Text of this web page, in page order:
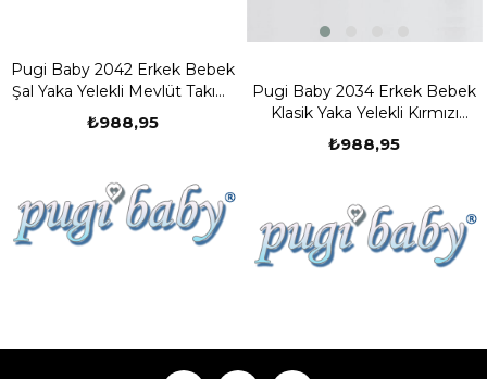
Erkek Bebek
Takımı
Pugi Baby 2034 Erkek Bebek
Klasik Yaka Yelekli Kırmızı
Klasik Yaka
Takımı -